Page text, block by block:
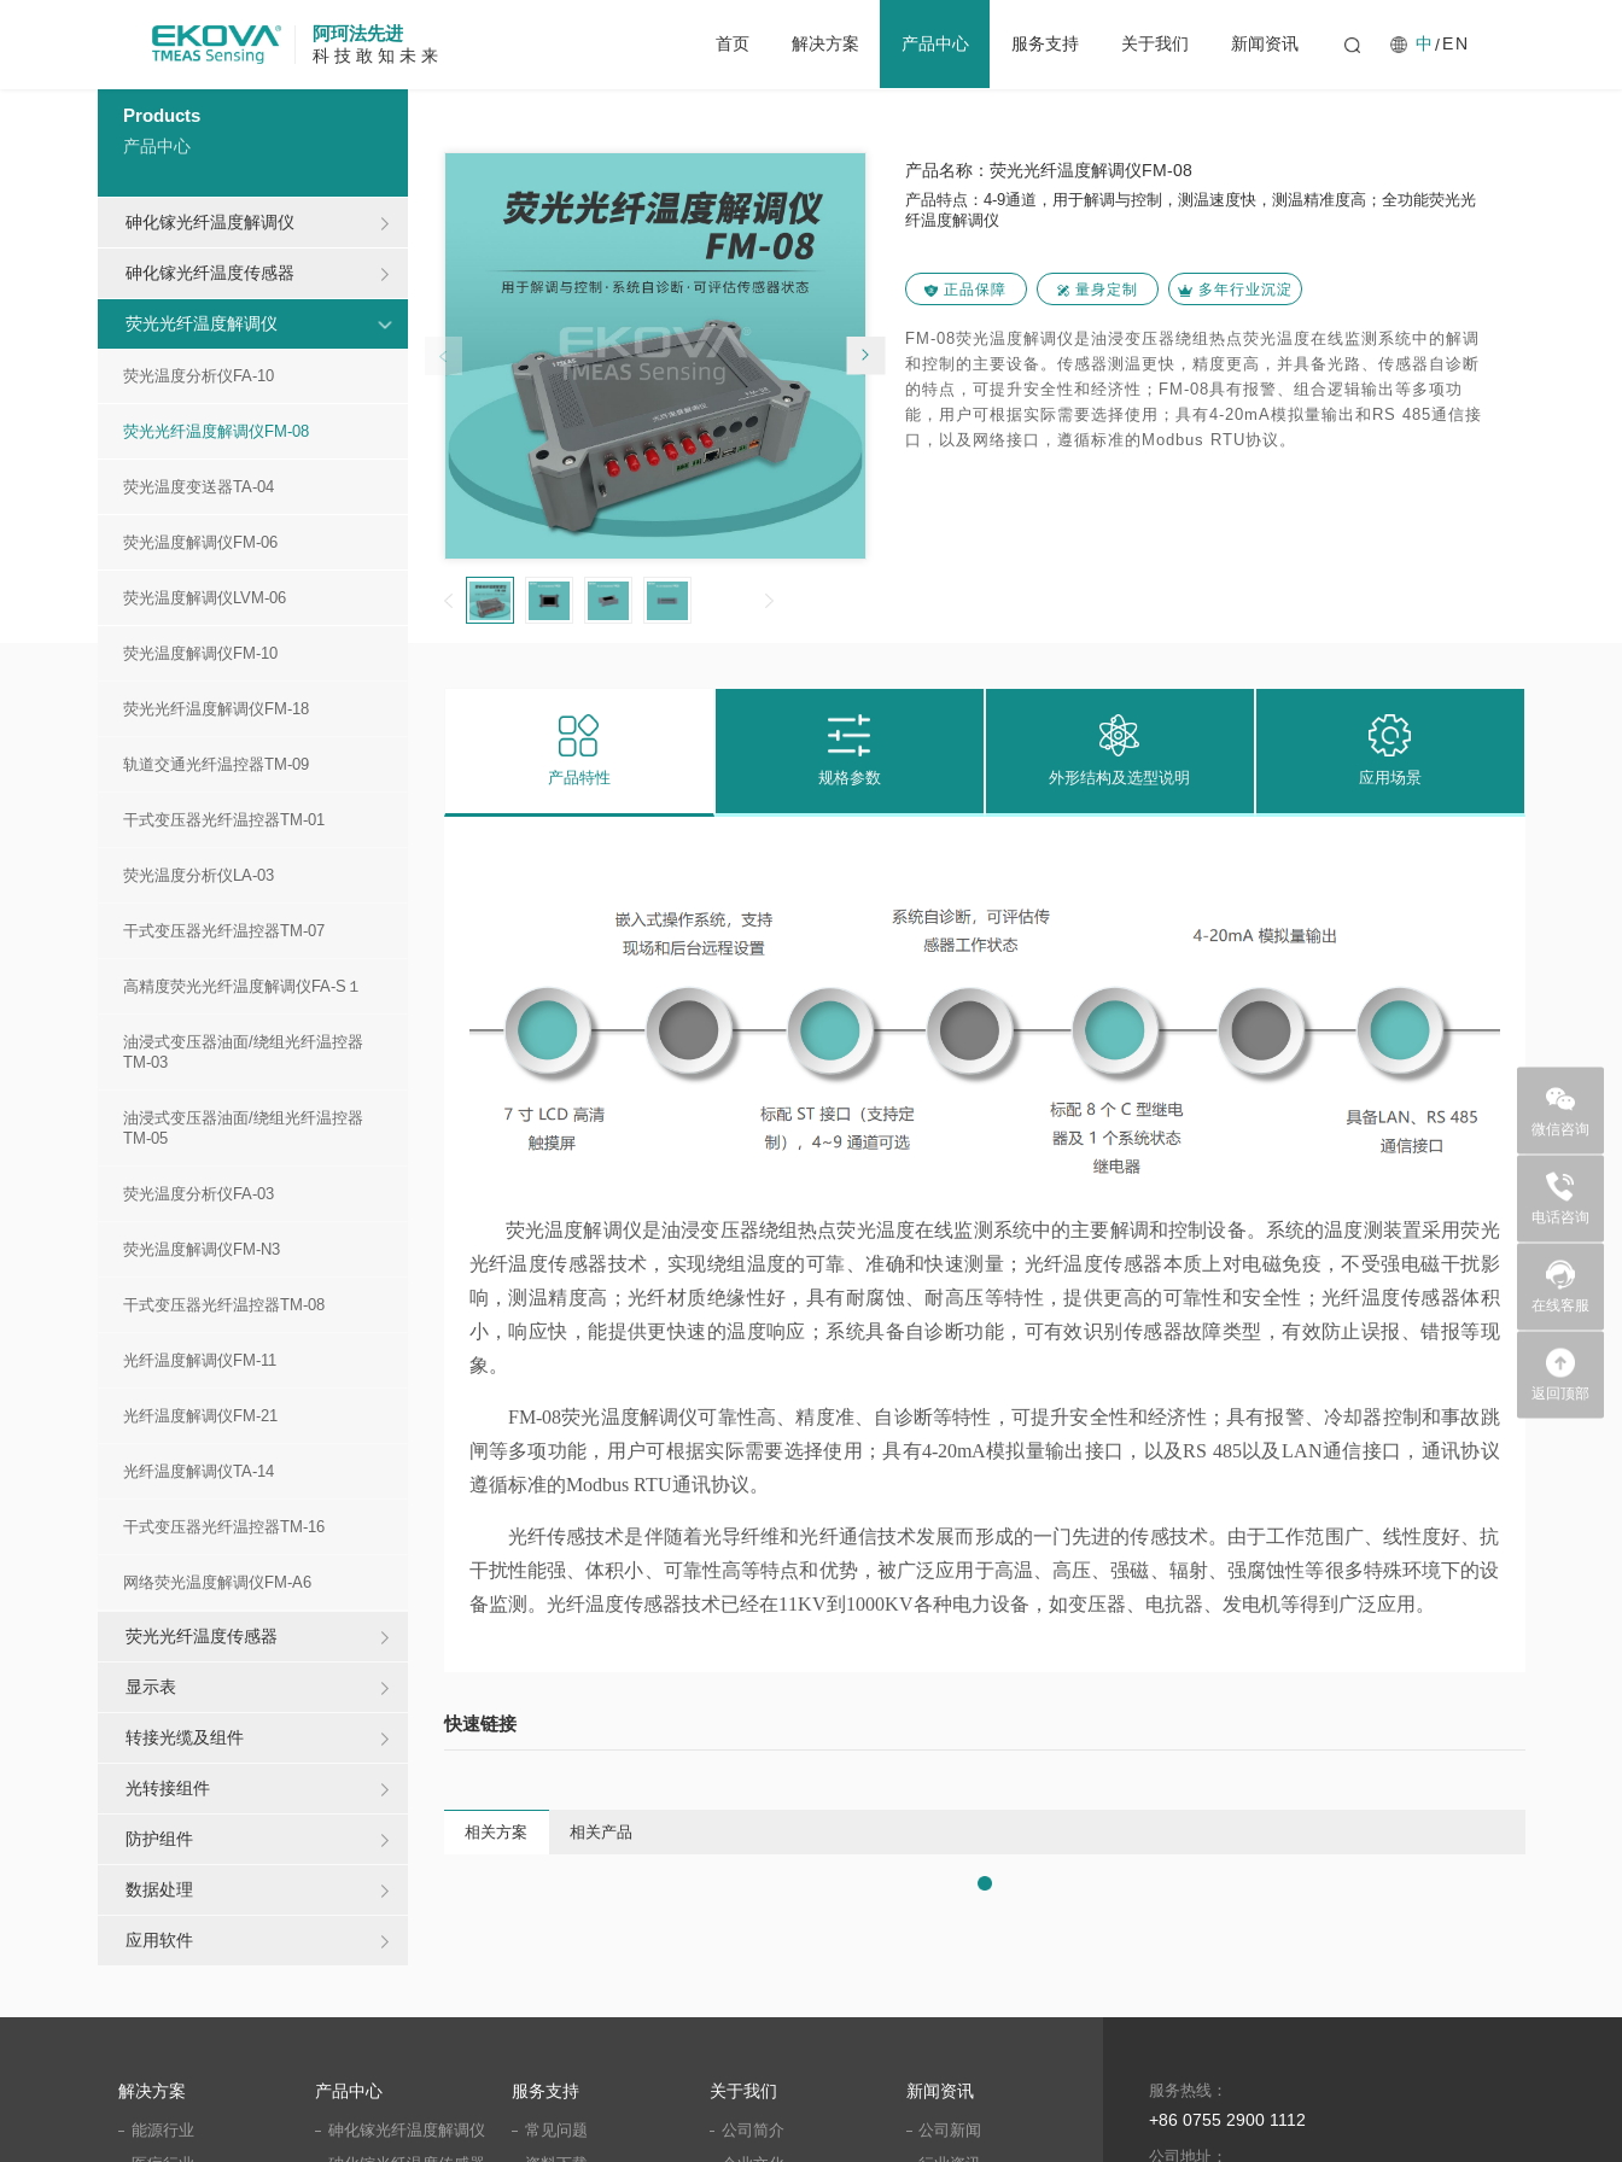
阿珂法先进
科 技 敢 知 未 来
首页 解决方案 产品中心 服务支持 关于我们 新闻资讯 中 EN
Products
产品中心
砷化镓光纤温度解调仪
砷化镓光纤温度传感器
荧光光纤温度解调仪
荧光温度分析仪FA-10
荧光光纤温度解调仪FM-08
荧光温度变送器TA-04
荧光温度解调仪FM-06
荧光温度解调仪LVM-06
荧光温度解调仪FM-10
荧光光纤温度解调仪FM-18
轨道交通光纤温控器TM-09
干式变压器光纤温控器TM-01
荧光温度分析仪LA-03
干式变压器光纤温控器TM-07
高精度荧光光纤温度解调仪FA-S１
油浸式变压器油面/绕组光纤温控器
TM-03
油浸式变压器油面/绕组光纤温控器
TM-05
荧光温度分析仪FA-03
荧光温度解调仪FM-N3
干式变压器光纤温控器TM-08
光纤温度解调仪FM-11
光纤温度解调仪FM-21
光纤温度解调仪TA-14
干式变压器光纤温控器TM-16
网络荧光温度解调仪FM-A6
荧光光纤温度传感器
显示表
转接光缆及组件
光转接组件
防护组件
数据处理
应用软件
产品名称：荧光光纤温度解调仪FM-08
产品特点：4-9通道，用于解调与控制，测温速度快，测温精准度高；全功能荧光光
纤温度解调仪
正品保障 量身定制 多年行业沉淀
FM-08荧光温度解调仪是油浸变压器绕组热点荧光温度在线监测系统中的解调
和控制的主要设备。传感器测温更快，精度更高，并具备光路、传感器自诊断
的特点，可提升安全性和经济性；FM-08具有报警、组合逻辑输出等多项功
能，用户可根据实际需要选择使用；具有4-20mA模拟量输出和RS 485通信接
口，以及网络接口，遵循标准的Modbus RTU协议。
产品特性 规格参数 外形结构及选型说明 应用场景
荧光温度解调仪是油浸变压器绕组热点荧光温度在线监测系统中的主要解调和控制设备。系统的温度测装置采用荧光
光纤温度传感器技术，实现绕组温度的可靠、准确和快速测量；光纤温度传感器本质上对电磁免疫，不受强电磁干扰影
响，测温精度高；光纤材质绝缘性好，具有耐腐蚀、耐高压等特性，提供更高的可靠性和安全性；光纤温度传感器体积
小，响应快，能提供更快速的温度响应；系统具备自诊断功能，可有效识别传感器故障类型，有效防止误报、错报等现
象。
FM-08荧光温度解调仪可靠性高、精度准、自诊断等特性，可提升安全性和经济性；具有报警、冷却器控制和事故跳
闸等多项功能，用户可根据实际需要选择使用；具有4-20mA模拟量输出接口，以及RS 485以及LAN通信接口，通讯协议
遵循标准的Modbus RTU通讯协议。
光纤传感技术是伴随着光导纤维和光纤通信技术发展而形成的一门先进的传感技术。由于工作范围广、线性度好、抗
干扰性能强、体积小、可靠性高等特点和优势，被广泛应用于高温、高压、强磁、辐射、强腐蚀性等很多特殊环境下的设
备监测。光纤温度传感器技术已经在11KV到1000KV各种电力设备，如变压器、电抗器、发电机等得到广泛应用。
快速链接
相关方案 相关产品
解决方案
能源行业
产品中心
砷化镓光纤温度解调仪
服务支持
常见问题
关于我们
公司简介
新闻资讯
公司新闻
服务热线：
+86 0755 2900 1112
公司地址：
微信咨询
电话咨询
+86
在线客服
返回顶部